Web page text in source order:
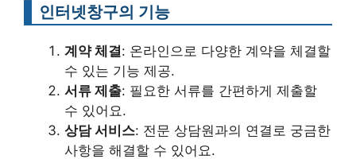
인터넷창구의 기능
계약 체결: 온라인으로 다양한 계약을 체결할
수 있는 기능 제공.
서류 제출: 필요한 서류를 간편하게 제출할
수 있어요.
상담 서비스: 전문 상담원과의 연결로 궁금한
사항을 해결할 수 있어요.